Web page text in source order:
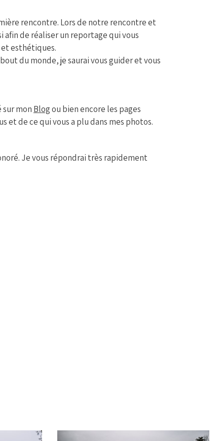
rencontre. Lors de notre rencontre et
de réaliser un reportage qui vous
esthétiques.
du monde, je saurai vous guider et vous
sur mon Blogou bien encore les pages
et de ce qui vous a plu dans mes photos.
Je vous répondrai très rapidement